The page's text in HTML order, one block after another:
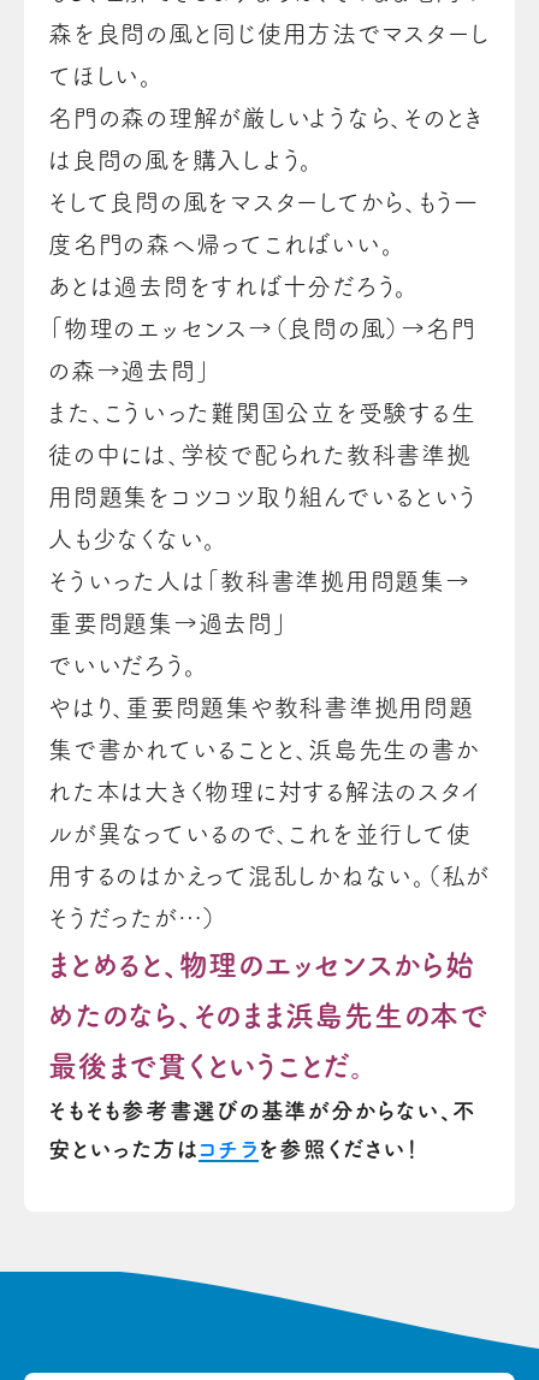
森を良問の風と同じ使用方法でマスターし
てほしい。
名門の森の理解が厳しいようなら、そのとき
は良問の風を購入しよう。
そして良問の風をマスターしてから、もう一
度名門の森へ帰ってこればいい。
あとは過去問をすれば十分だろう。
「物理のエッセンス→（良問の風）→名門
の森→過去問」
また、こういった難関国公立を受験する生
徒の中には、学校で配られた教科書準拠
用問題集をコツコツ取り組んでいるという
人も少なくない。
そういった人は 「教科書準拠用問題集→
重要問題集→過去問」
でいいだろう。
やはり、重要問題集や教科書準拠用問題
集で書かれていることと、浜島先生の書か
れた本は大きく物理に対する解法のスタイ
ルが異なっているので、これを並行して使
用するのはかえって混乱しかねない。（私が
そうだったが…）
まとめると、物理のエッセンスから始
めたのなら、そのまま浜島先生の本で
最後まで貫くということだ。
そもそも参考書選びの基準が分からない、不
安といった方はコチラ を参照ください！